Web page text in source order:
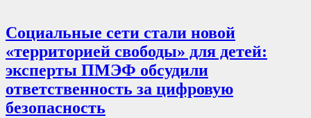
Социальные сети стали новой
«территорией свободы» для детей:
эксперты ПМЭФ обсудили
ответственность за цифровую
безопасность